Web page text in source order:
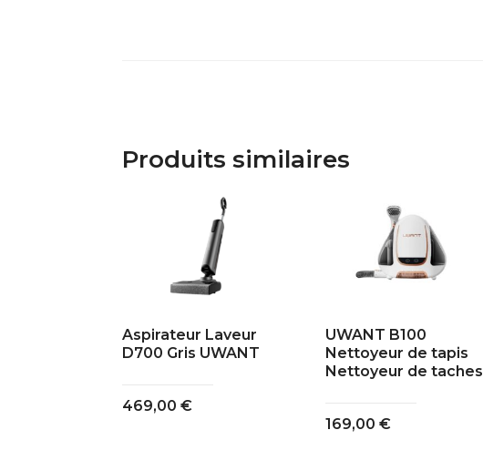
Produits similaires
Aspirateur Laveur
D700 Gris UWANT
469,00€
UWANT B100
Nettoyeur de tapis
Nettoyeur de taches
169,00€